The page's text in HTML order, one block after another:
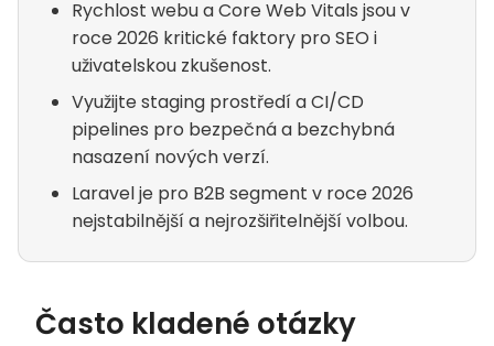
Rychlost webu a Core Web Vitals jsou v
roce 2026 kritické faktory pro SEO i
uživatelskou zkušenost.
Využijte staging prostředí a CI/CD
pipelines pro bezpečná a bezchybná
nasazení nových verzí.
Laravel je pro B2B segment v roce 2026
nejstabilnější a nejrozšiřitelnější volbou.
Často kladené otázky